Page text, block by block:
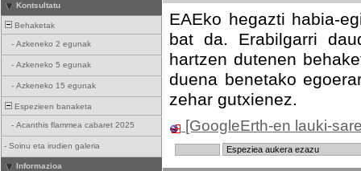
Kontsultatu
Behaketak
- Azkeneko 2 egunak
- Azkeneko 5 egunak
- Azkeneko 15 egunak
Espezieen banaketa
- Acanthis flammea cabaret 2025
- Soinu eta irudien galeria
Informazioa
EAEko hegazti habia-
bat da. Erabilgarri
hartzen dutenen
duena benetako
zehar gutxienez.
[GoogleErth-en lauki-